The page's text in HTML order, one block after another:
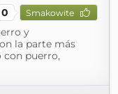
0 Smakowite
y
la parte más
con puerro,